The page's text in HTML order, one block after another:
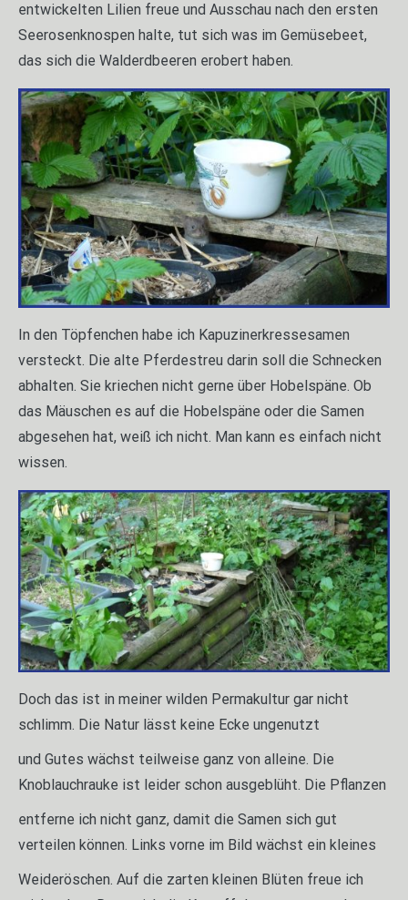
entwickelten Lilien freue und Ausschau nach den ersten
Seerosenknospen halte, tut sich was im Gemüsebeet,
das sich die Walderdbeeren erobert haben.
In den Töpfenchen habe ich Kapuzinerkressesamen
versteckt. Die alte Pferdestreu darin soll die Schnecken
abhalten. Sie kriechen nicht gerne über Hobelspäne. Ob
das Mäuschen es auf die Hobelspäne oder die Samen
abgesehen hat, weiß ich nicht. Man kann es einfach nicht
wissen.
Doch das ist in meiner wilden Permakultur gar nicht
schlimm. Die Natur lässt keine Ecke ungenutzt
und Gutes wächst teilweise ganz von alleine. Die
Knoblauchrauke ist leider schon ausgeblüht. Die Pflanzen
entferne ich nicht ganz, damit die Samen sich gut
verteilen können. Links vorne im Bild wächst ein kleines
Weideröschen. Auf die zarten kleinen Blüten freue ich